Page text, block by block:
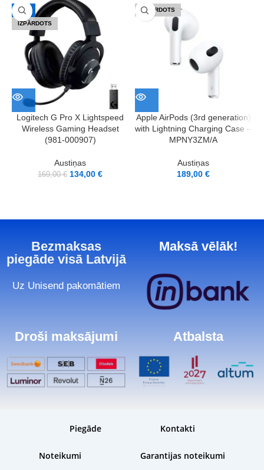
-21%
IZPĀRDOTS
Logitech G Pro X Lightspeed
Wireless Gaming Headset
(981-000907)
Austiņas
169,00€ 134,00€
IZPĀRDOTS
Apple AirPods (3rd generation)
with Lightning Charging Case –
MPNY3ZM/A
Austiņas
189,00€
Bezmaksas
piegāde visā Latvijā
Uz Unisend pakomātiem
Maksā vēlāk!
Droši maksājumi Atbalsta
Piegāde Kontakti
Noteikumi Garantijas noteikumi